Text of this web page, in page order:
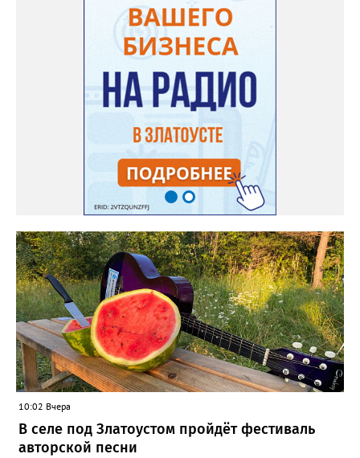
посёлке и работать приходится в сложных условиях горной
местности. «К сожалению, в процессе бурения иногда
выявляются или случайно повреждаются существующие вводы
малого диаметра, - отмечает Olga Vyacheslavovna. - Зачастую
такие вводы не отражены в исполнительной документации
либо проходят в непосредственной близости от трассы
строительства. Каждый подобный случай требует отдельного
обследования и последующего восстановления. Несмотря на
возникающие сложности, предприятие ежедневно
обеспечивает жителей питьевой водой. Подвоз воды
организован с 17:00 до 20:00 у магазина “Олеся”».
Представитель «Водоснабжения» уверяет: предприятие делает
всё возможное, «чтобы завершить восстановительные работы в
кратчайшие сроки». И благодарит за «терпение и понимание».
Когда будет восстановлена подача воды в дом №88 в
комментарии не уточняется.
10:02 Вчера
В селе под Златоустом пройдёт фестиваль
авторской песни